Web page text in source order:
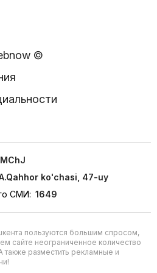
©
ko'chasi, 47-uy
СМИ: 1649
пользуются большим спросом,
сайте неограниченное количество
также разместить рекламные и